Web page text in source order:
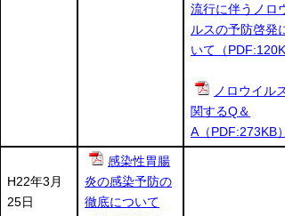
流行に伴うノロ
ルスの予防啓発
いて（
ノロウイル
関するQ＆
A（PDF:273KB）
H22年3月
25日
感染性胃腸
炎の感染予防の
徹底について